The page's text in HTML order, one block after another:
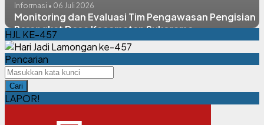
Informasi • 06 Juli 2026
Monitoring dan Evaluasi Tim Pengawasan Pengisian
Perangkat Desa Kecamatan Sukorame
HJL KE-457
Pencarian
Cari
LAPOR!